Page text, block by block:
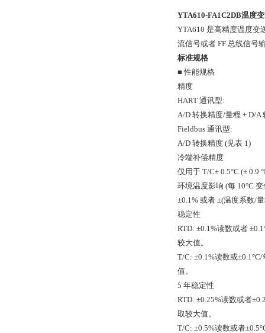
YTA610-FA1C2DB温度
YTA610 是高精度温度变
流信号或者 FF 总线信号
标准规格
■ 性能规格
精度
HART 通讯型:
A/D 转换精度/量程 + D/A
Fieldbus 通讯型:
A/D 转换精度 (见表 1)
冷端补偿精度
仅用于 T/C± 0.5°C (± 0.9
环境温度影响 (每 10°C 变
±0.1% 或者 ±(温度系数/
稳定性
RTD: ±0.1%读数或者
较大值。
T/C: ±0.1%读数或
值。
5 年稳定性
RTD: ±0.25%读数或者
取较大值。
T/C: ±0.5%读数或者